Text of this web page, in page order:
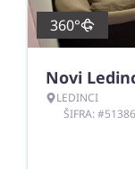
360°
Novi
LEDINCI
ŠIFRA: